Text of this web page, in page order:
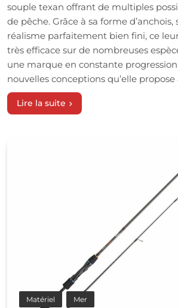
souple texan offrant de multiples
de pêche. Grâce à sa forme d’anchois,
réalisme parfaitement bien fini, ce
très efficace sur de nombreuses
une marque en constante
nouvelles conceptions qu’elle propose
Lire la suite
Matériel Mer